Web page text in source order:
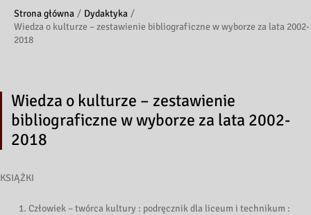
Strona główna
Dydaktyka
Wiedza o kulturze – zestawienie bibliograficzne w wyborze za lata 2002-
2018
Wiedza o kulturze – zestawienie
bibliograficzne w wyborze za lata 2002-
2018
KSIĄŻKI
Człowiek – twórca kultury : podręcznik dla liceum i technikum :